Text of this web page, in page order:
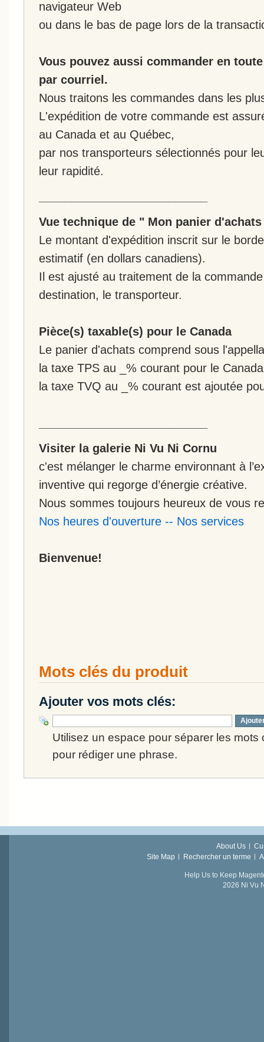
navigateur Web
ou dans le bas de page lors de la
Vous pouvez aussi commander en
par courriel.
Nous traitons les commandes dans les
L'expédition de votre commande est
au Canada et au Québec,
par nos transporteurs sélectionnés pour
leur rapidité.
Vue technique de " Mon panier
Le montant d'expédition inscrit sur le
estimatif (en dollars canadiens).
Il est ajusté au traitement de la
destination, le transporteur.
Pièce(s) taxable(s) pour le Canada
Le panier d'achats comprend sous
la taxe TPS au _% courant pour le
la taxe TVQ au _% courant est ajoutée
Visiter la galerie Ni Vu Ni Cornu
c'est mélanger le charme environnant à
inventive qui regorge d’énergie créative.
Nous sommes toujours heureux de vous
Nos heures d'ouverture -- Nos services
Bienvenue!
Mots clés du produit
Ajouter vos mots clés:
Utilisez un espace pour séparer les mots
pour rédiger une phrase.
About Us
Site Map
Rechercher un terme
Help Us to Keep
2026 Ni Vu